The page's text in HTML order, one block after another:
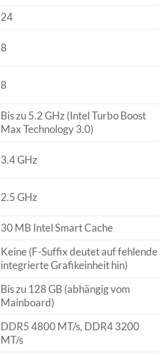
24
8
8
Bis zu 5.2 GHz (Intel Turbo Boost
Max Technology 3.0)
3.4 GHz
2.5 GHz
30 MB Intel Smart Cache
Keine (F-Suffix deutet auf fehlende
integrierte Grafikeinheit hin)
Bis zu 128 GB (abhängig vom
Mainboard)
DDR5 4800 MT/s, DDR4 3200
MT/s